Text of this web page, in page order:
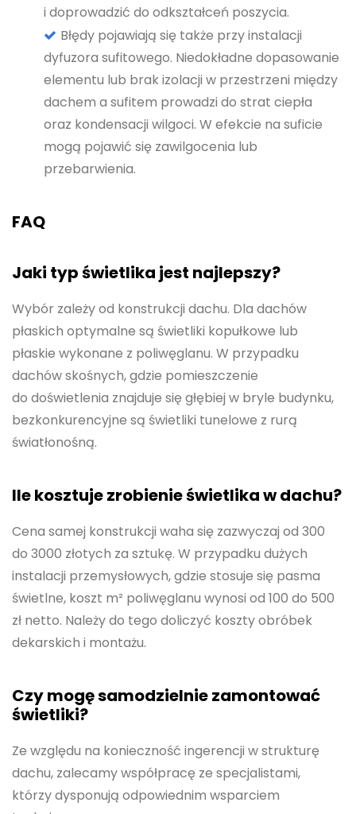
i doprowadzić do odkształceń poszycia.
Błędy pojawiają się także przy instalacji
dyfuzora sufitowego. Niedokładne dopasowanie
elementu lub brak izolacji w przestrzeni między
dachem a sufitem prowadzi do strat ciepła
oraz kondensacji wilgoci. W efekcie na suficie
mogą pojawić się zawilgocenia lub
przebarwienia.
FAQ
Jaki typ świetlika jest najlepszy?
Wybór zależy od konstrukcji dachu. Dla dachów
płaskich optymalne są świetliki kopułkowe lub
płaskie wykonane z poliwęglanu. W przypadku
dachów skośnych, gdzie pomieszczenie
do doświetlenia znajduje się głębiej w bryle budynku,
bezkonkurencyjne są świetliki tunelowe z rurą
światłonośną.
Ile kosztuje zrobienie świetlika w dachu?
Cena samej konstrukcji waha się zazwyczaj od 300
do 3000 złotych za sztukę. W przypadku dużych
instalacji przemysłowych, gdzie stosuje się pasma
świetlne, koszt m² poliwęglanu wynosi od 100 do 500
zł netto. Należy do tego doliczyć koszty obróbek
dekarskich i montażu.
Czy mogę samodzielnie zamontować
świetliki?
Ze względu na konieczność ingerencji w strukturę
dachu, zalecamy współpracę ze specjalistami,
którzy dysponują odpowiednim wsparciem